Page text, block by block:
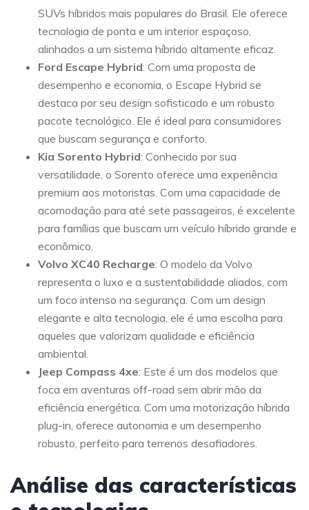
SUVs híbridos mais populares do Brasil. Ele oferece
tecnologia de ponta e um interior espaçoso,
alinhados a um sistema híbrido altamente eficaz.
Ford Escape Hybrid: Com uma proposta de
desempenho e economia, o Escape Hybrid se
destaca por seu design sofisticado e um robusto
pacote tecnológico. Ele é ideal para consumidores
que buscam segurança e conforto.
Kia Sorento Hybrid: Conhecido por sua
versatilidade, o Sorento oferece uma experiência
premium aos motoristas. Com uma capacidade de
acomodação para até sete passageiros, é excelente
para famílias que buscam um veículo híbrido grande e
econômico.
Volvo XC40 Recharge: O modelo da Volvo
representa o luxo e a sustentabilidade aliados, com
um foco intenso na segurança. Com um design
elegante e alta tecnologia, ele é uma escolha para
aqueles que valorizam qualidade e eficiência
ambiental.
Jeep Compass 4xe: Este é um dos modelos que
foca em aventuras off-road sem abrir mão da
eficiência energética. Com uma motorização híbrida
plug-in, oferece autonomia e um desempenho
robusto, perfeito para terrenos desafiadores.
Análise das características